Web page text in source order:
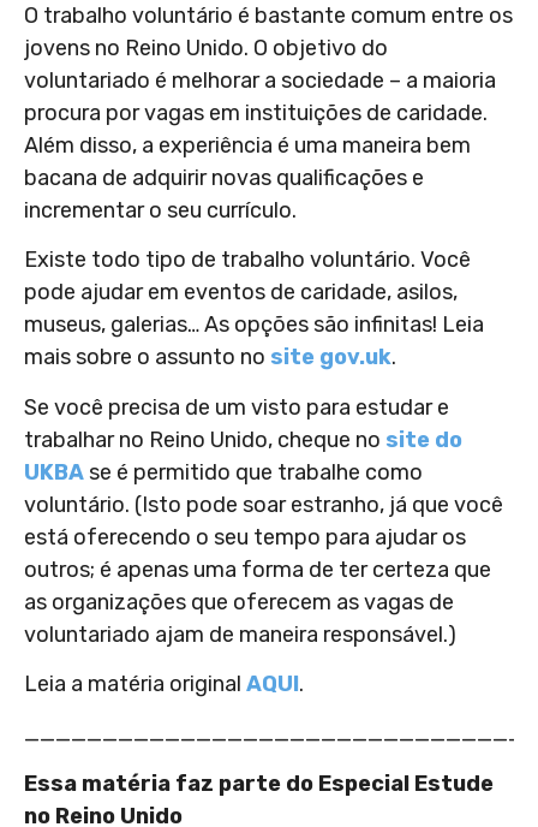
O trabalho voluntário é bastante comum entre os
jovens no Reino Unido. O objetivo do
voluntariado é melhorar a sociedade – a maioria
procura por vagas em instituições de caridade.
Além disso, a experiência é uma maneira bem
bacana de adquirir novas qualificações e
incrementar o seu currículo.
Existe todo tipo de trabalho voluntário. Você
pode ajudar em eventos de caridade, asilos,
museus, galerias… As opções são infinitas! Leia
mais sobre o assunto no site gov.uk.
Se você precisa de um visto para estudar e
trabalhar no Reino Unido, cheque no site do
UKBAse é permitido que trabalhe como
voluntário. (Isto pode soar estranho, já que você
está oferecendo o seu tempo para ajudar os
outros; é apenas uma forma de ter certeza que
as organizações que oferecem as vagas de
voluntariado ajam de maneira responsável.)
Leia a matéria original AQUI.
Essa matéria faz parte do Especial Estude
no Reino Unido